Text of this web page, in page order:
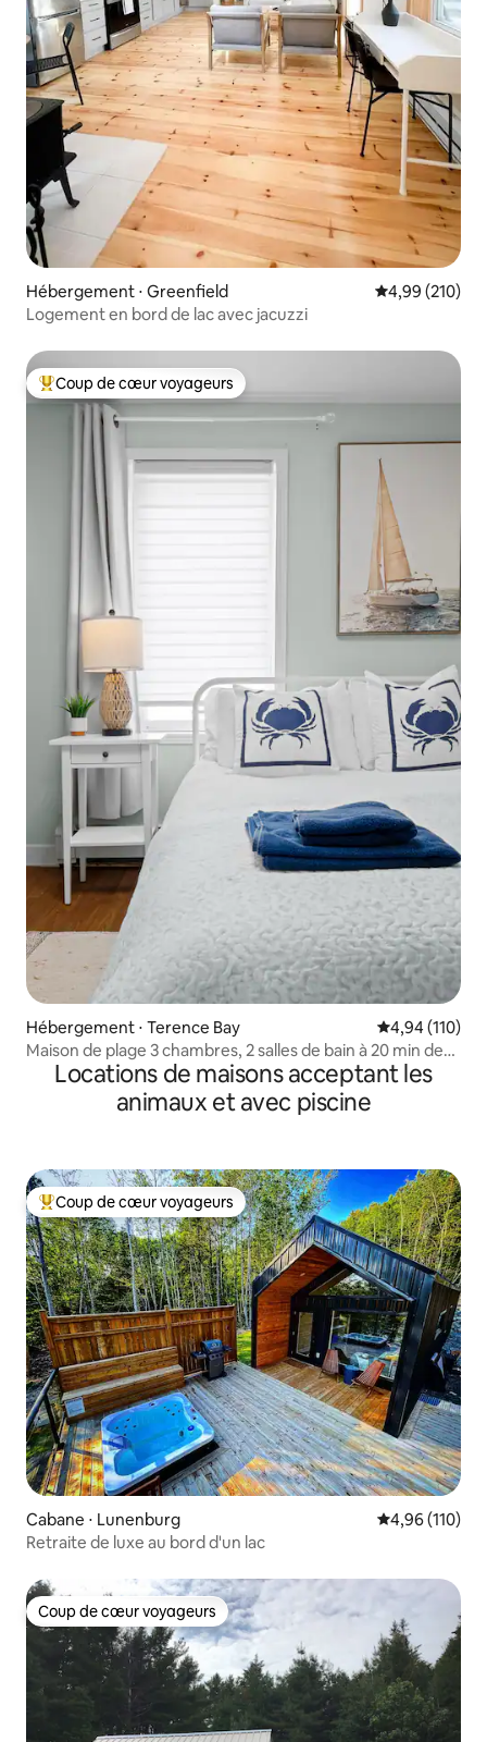
Hébergement ⋅ Greenfield Évaluation
4,99 (210)
Logement en bord de lac avec jacuzzi
Coups de cœur voyageurs les plus appréciés
Coup de cœur voyageurs
Hébergement ⋅ Terence Bay Évaluation
4,94 (110)
Maison de plage 3 chambres, 2 salles de bain à 20 min de
HalifaxLocations de maisons acceptant les
animaux et avec piscine
Coups de cœur voyageurs les plus appréciés
Coup de cœur voyageurs
Cabane ⋅ Lunenburg Évaluation
4,96 (110)
Retraite de luxe au bord d'un lac
Coup de cœur voyageurs
Coup de cœur voyageurs